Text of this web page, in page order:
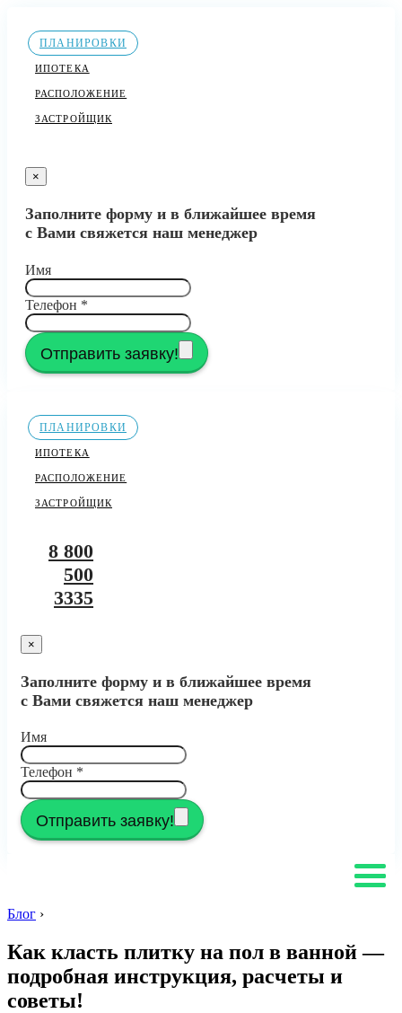
ПЛАНИРОВКИ
ИПОТЕКА
РАСПОЛОЖЕНИЕ
ЗАСТРОЙЩИК
×
Заполните форму и в ближайшее время
с Вами свяжется наш менеджер
Имя
Телефон *
Отправить заявку!
ПЛАНИРОВКИ
ИПОТЕКА
РАСПОЛОЖЕНИЕ
ЗАСТРОЙЩИК
8 800
500
3335
×
Заполните форму и в ближайшее время
с Вами свяжется наш менеджер
Имя
Телефон *
Отправить заявку!
Блог ›
Как класть плитку на пол в ванной —
подробная инструкция, расчеты и
советы!